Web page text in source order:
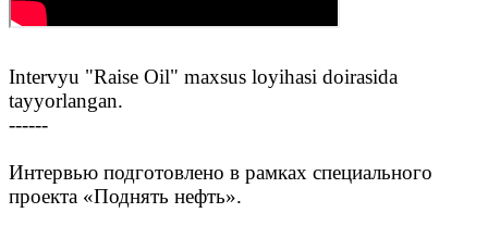
Intervyu "Raise Oil" maxsus loyihasi doirasida
tayyorlangan.
------
Интервью подготовлено в рамках специального
проекта «Поднять нефть».